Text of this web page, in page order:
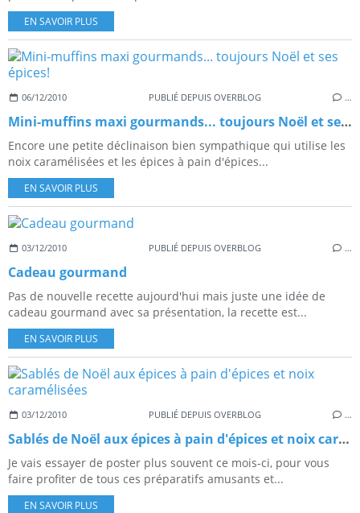
EN SAVOIR PLUS
06/12/2010 PUBLIÉ DEPUIS OVERBLOG …
Mini-muffins maxi gourmands... toujours Noël et ses épices!
Encore une petite déclinaison bien sympathique qui utilise les
noix caramélisées et les épices à pain d'épices...
EN SAVOIR PLUS
03/12/2010 PUBLIÉ DEPUIS OVERBLOG …
Cadeau gourmand
Pas de nouvelle recette aujourd'hui mais juste une idée de
cadeau gourmand avec sa présentation, la recette est...
EN SAVOIR PLUS
03/12/2010 PUBLIÉ DEPUIS OVERBLOG …
Sablés de Noël aux épices à pain d'épices et noix caramélisées
Je vais essayer de poster plus souvent ce mois-ci, pour vous
faire profiter de tous ces préparatifs amusants et...
EN SAVOIR PLUS